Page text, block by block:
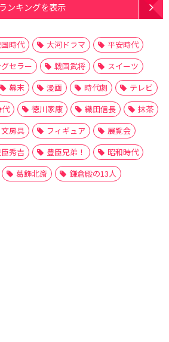
ランキングを表示
時代 大河ドラマ
平安時代
セラー 戦国武将
スイーツ
幕末 漫画 時代劇
テレビ
徳川家康 織田信長
抹茶
文房具 フィギュア
展覧会
秀吉 豊臣兄弟！
昭和時代
葛飾北斎 鎌倉殿の13人